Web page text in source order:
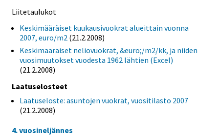
Liitetaulukot
Keskimääräiset kuukausivuokrat alueittain vuonna
2007, euro/m2 (21.2.2008)
Keskimääräiset neliövuokrat, &euro;/m2/kk, ja niiden
vuosimuutokset vuodesta 1962 lähtien (Excel)
(21.2.2008)
Laatuselosteet
Laatuseloste: asuntojen vuokrat, vuositilasto 2007
(21.2.2008)
4. vuosineljännes